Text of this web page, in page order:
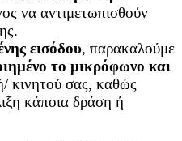
να αντιμετωπισθούν
εισόδου, παρακαλούμε
το μικρόφωνο και
κινητού σας, καθώς
κάποια δράση ή